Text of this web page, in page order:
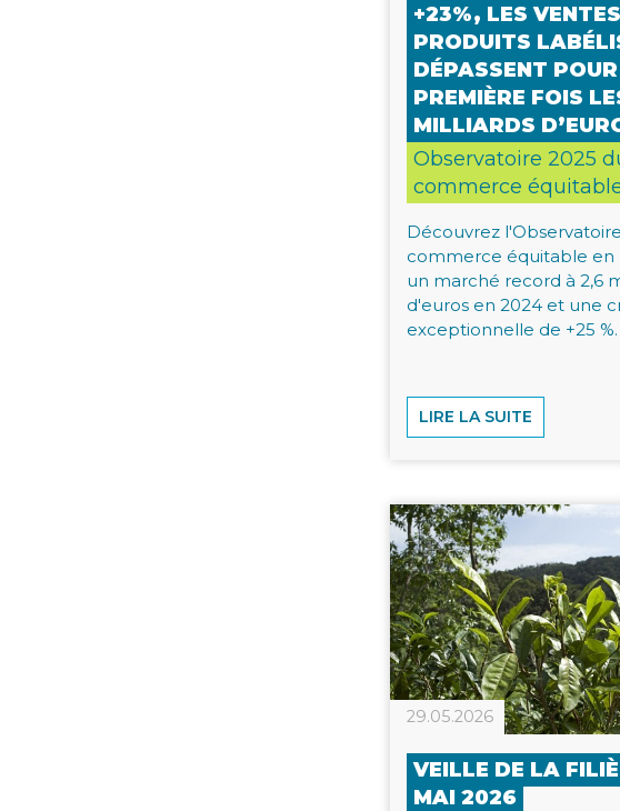
+23%, LES
PRODUITS
DÉPASSENT
PREMIÈRE FOIS
MILLIARDS
Observatoire 2025
commerce
Découvrez
commerce équitable en
un marché record à 2,6
d'euros en 2024 et une
exceptionnelle de +25 %.
LIRE LA SUITE
29.05.2026
VEILLE DE LA
MAI 2026